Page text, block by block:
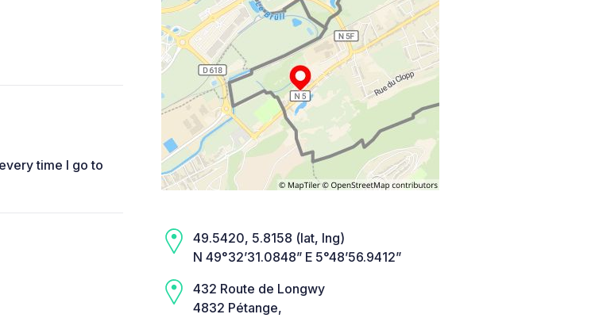
time I go to
49.5420, 5.8158 (lat, lng)
N 49°32’31.0848” E 5°48’56.9412”
432 Route de Longwy
4832 Pétange,